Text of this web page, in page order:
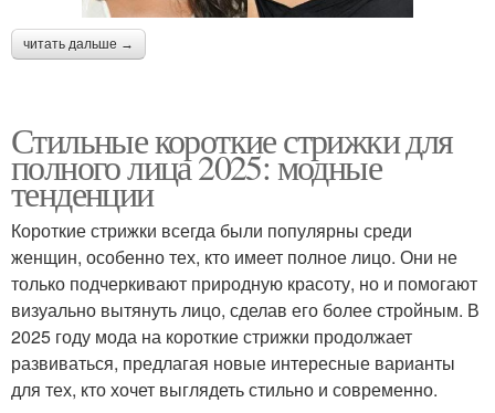
читать дальше →
Стильные короткие стрижки для
полного лица 2025: модные
тенденции
Короткие стрижки всегда были популярны среди
женщин, особенно тех, кто имеет полное лицо. Они не
только подчеркивают природную красоту, но и помогают
визуально вытянуть лицо, сделав его более стройным. В
2025 году мода на короткие стрижки продолжает
развиваться, предлагая новые интересные варианты
для тех, кто хочет выглядеть стильно и современно.